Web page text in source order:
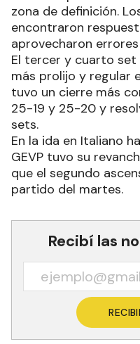
zona de definición.
encontraron
aprovecharon
El tercer y cuarto set
más prolijo y regular
tuvo un cierre más
25-19 y 25-20 y
sets.
En la ida en Italiano
GEVP tuvo su
que el segundo
partido del martes.
Recibí las